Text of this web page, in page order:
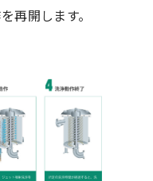
再開します。